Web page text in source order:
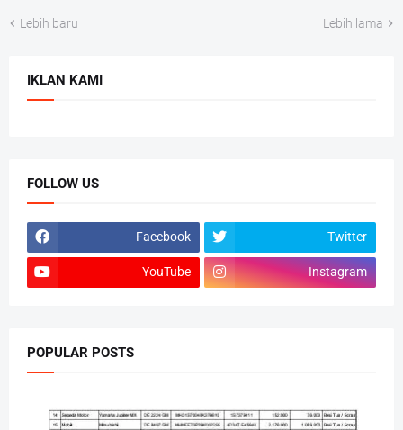
Lebih baru Lebih lama
IKLAN KAMI
FOLLOW US
Facebook Twitter
YouTube Instagram
POPULAR POSTS